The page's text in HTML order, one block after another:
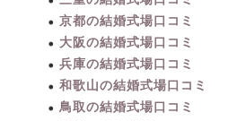
京都の結婚式場口コミ
大阪の結婚式場口コミ
兵庫の結婚式場口コミ
和歌山の結婚式場口コミ
鳥取の結婚式場口コミ